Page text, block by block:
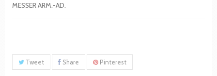
MESSER ARM.-AD.
Tweet Share Pinterest